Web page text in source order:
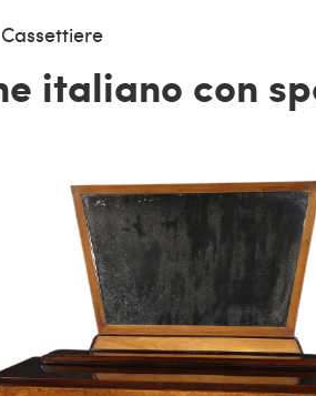
Cassettiere
italiano con